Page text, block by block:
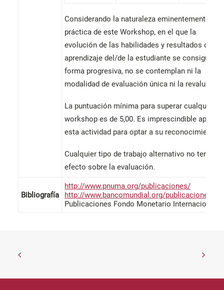
Considerando la naturaleza eminentemente
práctica de este Workshop, en el que la
evolución de las habilidades y resultados del
aprendizaje del/de la estudiante se consiguen
forma progresiva, no se contemplan ni la
modalidad de evaluación única ni la
La puntuación mínima para superar cualquier
workshop es de 5,00. Es imprescindible aprobar
esta actividad para optar a su reconocimiento.
Cualquier tipo de trabajo alternativo no tendrá
efecto sobre la evaluación.
Bibliografía
http://www.pnuma.org/publicaciones/
http://www.bancomundial.org/publicaciones/
Publicaciones Fondo Monetario Internacional